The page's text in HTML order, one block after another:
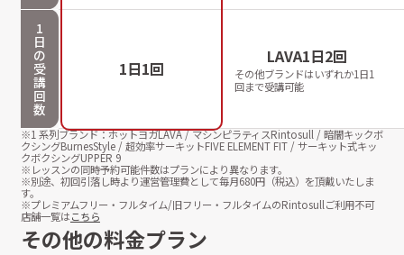
1
日
の
受
講
回
数
1日1回
LAVA1日2回
その他ブランドはいずれか1日1
回まで受講可能
※1 系列ブランド：ホットヨガLAVA / マシンピラティスRintosull / 暗闇キックボ
クシングBurnesStyle / 超効率サーキットFIVE ELEMENT FIT / サーキット式キッ
クボクシングUPPER 9
※レッスンの同時予約可能件数はプランにより異なります。
※別途、初回引落し時より運営管理費として毎月680円（税込）を頂戴いたしま
す。
※プレミアムフリー・フルタイム/旧フリー・フルタイムのRintosullご利用不可
店舗一覧はこちら
その他の料金プラン